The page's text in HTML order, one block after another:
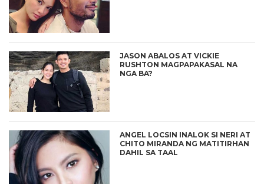
JASON ABALOS AT VICKIE
RUSHTON MAGPAPAKASAL NA
NGA BA?
ANGEL LOCSIN INALOK SI NERI AT
CHITO MIRANDA NG MATITIRHAN
DAHIL SA TAAL